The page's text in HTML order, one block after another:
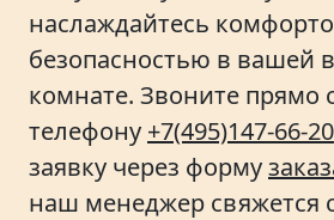
наслаждайтесь
безопасностью в вашей
комнате. Звоните прямо
телефону +7(495)147-66-20
заявку через форму
наш менеджер свяжется